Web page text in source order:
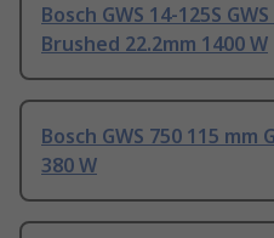
Bosch GWS 14-125S
Brushed 22.2mm 1400 W
Bosch GWS 750 115 mm
380 W